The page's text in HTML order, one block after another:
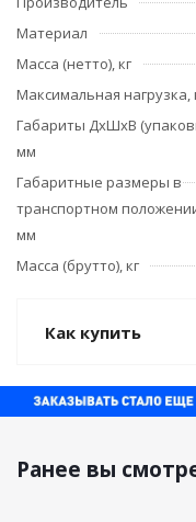
Материал
Масса (нетто), кг
Максимальная нагрузка,
Габариты ДхШхВ
мм
Габаритные размеры в
транспортном
мм
Масса (брутто), кг
Как купить
Ранее вы